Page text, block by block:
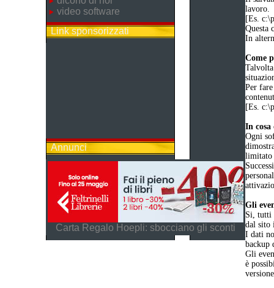
video software
Link sponsorizzati
Annunci
Carta Regalo Hoepli: sbocciano gli sconti
lavoro.
[Es.
Questa
In
Come
Talvolta
Per
[Es.
In cosa
Ogni
limitato
Gli
Si, tutti
dal sito
I dati
backup
Gli
è